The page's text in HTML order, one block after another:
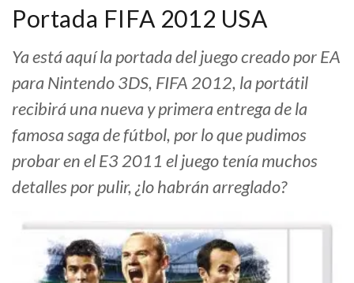
Portada FIFA 2012 USA
Ya está aquí la portada del juego creado por EA
para Nintendo 3DS, FIFA 2012, la portátil
recibirá una nueva y primera entrega de la
famosa saga de fútbol, por lo que pudimos
probar en el E3 2011 el juego tenía muchos
detalles por pulir, ¿lo habrán arreglado?